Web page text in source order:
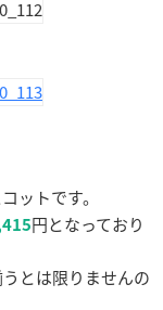
ットです。
円となっており
とは限りませんの